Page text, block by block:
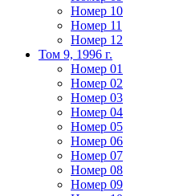
Номер 10
Номер 11
Номер 12
Том 9, 1996 г.
Номер 01
Номер 02
Номер 03
Номер 04
Номер 05
Номер 06
Номер 07
Номер 08
Номер 09